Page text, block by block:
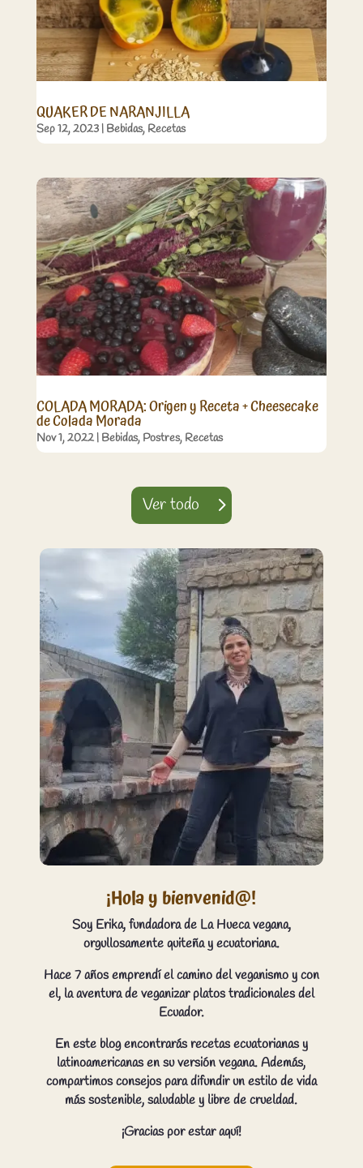
QUAKER DE NARANJILLA
Sep 12, 2023| Bebidas, Recetas
COLADA MORADA: Origen y Receta + Cheesecake
de Colada Morada
Nov 1, 2022| Bebidas, Postres, Recetas
Ver todo
¡Hola y bienvenid@!
Soy Erika, fundadora de La Hueca vegana,
orgullosamente quiteña y ecuatoriana.
Hace 7 años emprendí el camino del veganismo y con
el, la aventura de veganizar platos tradicionales del
Ecuador.
En este blog encontrarás recetas ecuatorianas y
latinoamericanas en su versión vegana. Además,
compartimos consejos para difundir un estilo de vida
más sostenible, saludable y libre de crueldad.
¡Gracias por estar aquí!